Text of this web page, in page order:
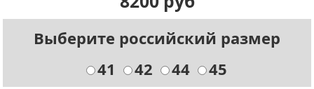
Выберите российский размер
41
42 44 45